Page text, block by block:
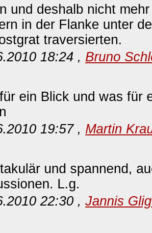
und deshalb nicht
in der Flanke unter
traversierten.
18:24 , Bruno
ein Blick und was für
19:57 , Martin
und spannend,
L.g.
22:30 , Jannis